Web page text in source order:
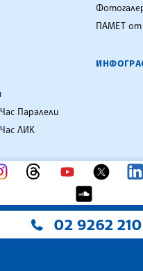
ПАМЕТ от
Паралели
ЛИК
02 9262 210